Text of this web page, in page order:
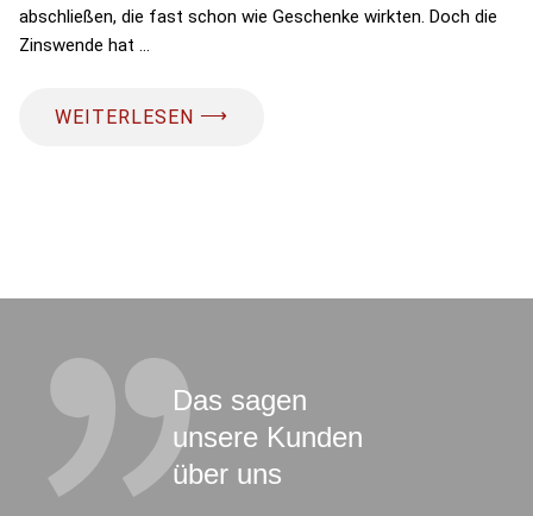
abschließen, die fast schon wie Geschenke wirkten. Doch die
Zinswende hat …
WEITERLESEN ⟶
Das sagen
unsere Kunden
über uns